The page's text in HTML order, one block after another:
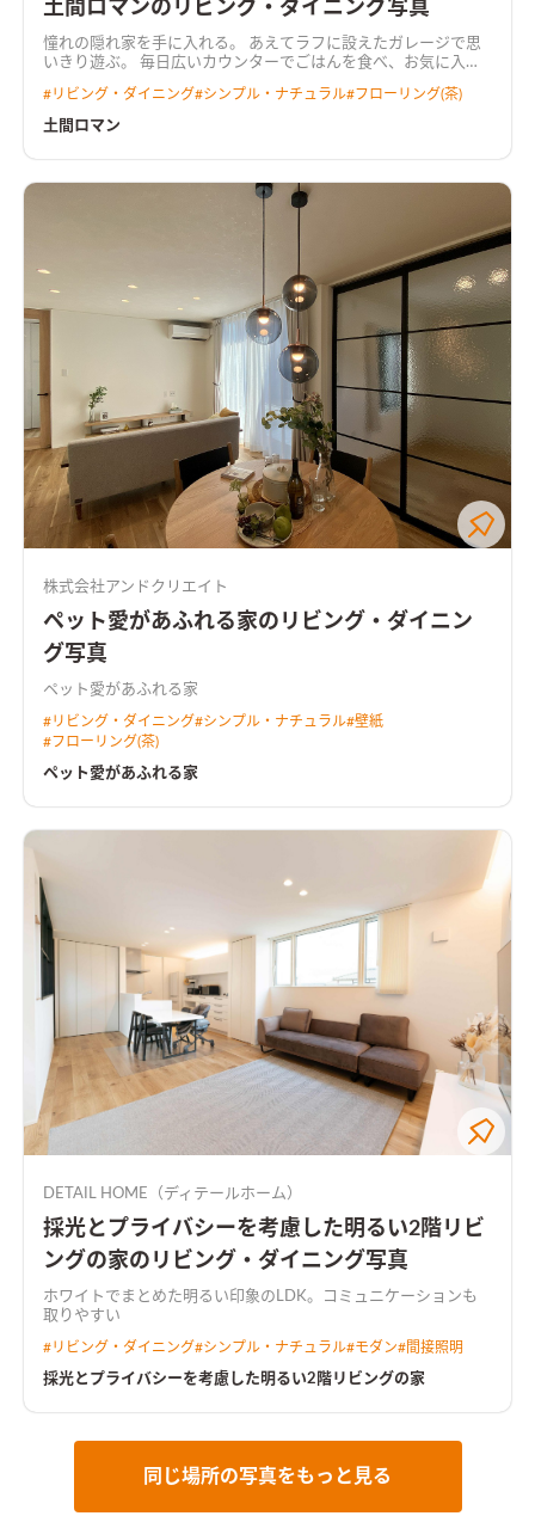
土間ロマンのリビング・ダイニング写真
憧れの隠れ家を手に入れる。 あえてラフに設えたガレージで思
いきり遊ぶ。 毎日広いカウンターでごはんを食べ、お気に入り
音楽を奏でる。 毎日が少年の頃のように楽しいお家です。
#リビング・ダイニング#シンプル・ナチュラル#フローリング(茶)
土間ロマン
株式会社アンドクリエイト
ペット愛があふれる家のリビング・ダイニン
グ写真
ペット愛があふれる家
#リビング・ダイニング#シンプル・ナチュラル#壁紙
#フローリング(茶)
ペット愛があふれる家
DETAIL HOME（ディテールホーム）
採光とプライバシーを考慮した明るい2階リビ
ングの家のリビング・ダイニング写真
ホワイトでまとめた明るい印象のLDK。コミュニケーションも
取りやすい
#リビング・ダイニング#シンプル・ナチュラル#モダン#間接照明
採光とプライバシーを考慮した明るい2階リビングの家
同じ場所の写真をもっと見る